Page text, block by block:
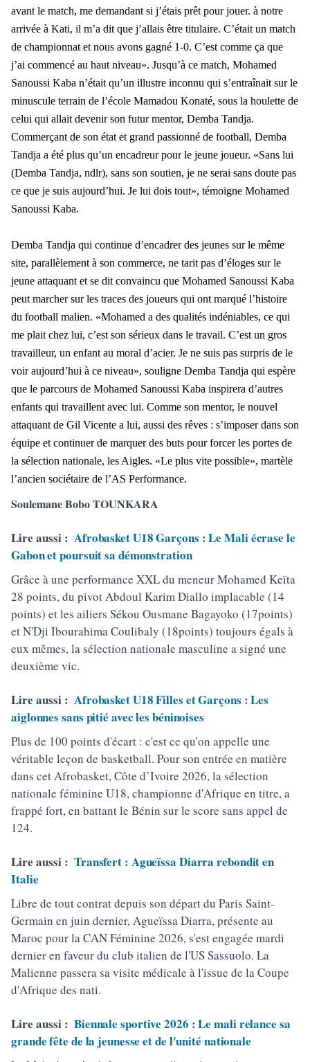
avant le match, me demandant si j’étais prêt pour jouer. à notre
arrivée à Kati, il m’a dit que j’allais être titulaire. C’était un match
de championnat et nous avons gagné 1-0. C’est comme ça que
j’ai commencé au haut niveau». Jusqu’à ce match, Mohamed
Sanoussi Kaba n’était qu’un illustre inconnu qui s’entraînait sur le
minuscule terrain de l’école Mamadou Konaté, sous la houlette de
celui qui allait devenir son futur mentor, Demba Tandja.
Commerçant de son état et grand passionné de football, Demba
Tandja a été plus qu’un encadreur pour le jeune joueur. «Sans lui
(Demba Tandja, ndlr), sans son soutien, je ne serai sans doute pas
ce que je suis aujourd’hui. Je lui dois tout», témoigne Mohamed
Sanoussi Kaba.
Demba Tandja qui continue d’encadrer des jeunes sur le même
site, parallèlement à son commerce, ne tarit pas d’éloges sur le
jeune attaquant et se dit convaincu que Mohamed Sanoussi Kaba
peut marcher sur les traces des joueurs qui ont marqué l’histoire
du football malien. «Mohamed a des qualités indéniables, ce qui
me plait chez lui, c’est son sérieux dans le travail. C’est un gros
travailleur, un enfant au moral d’acier. Je ne suis pas surpris de le
voir aujourd’hui à ce niveau», souligne Demba Tandja qui espère
que le parcours de Mohamed Sanoussi Kaba inspirera d’autres
enfants qui travaillent avec lui. Comme son mentor, le nouvel
attaquant de Gil Vicente a lui, aussi des rêves : s’imposer dans son
équipe et continuer de marquer des buts pour forcer les portes de
la sélection nationale, les Aigles. «Le plus vite possible», martèle
l’ancien sociétaire de l’AS Performance.
Soulemane Bobo TOUNKARA
Lire aussi : Afrobasket U18 Garçons : Le Mali écrase le
Gabon et poursuit sa démonstration
Grâce à une performance XXL du meneur Mohamed Keïta
28 points, du pivot Abdoul Karim Diallo implacable (14
points) et les ailiers Sékou Ousmane Bagayoko (17points)
et N'Dji Ibourahima Coulibaly (18points) toujours égals à
eux mêmes, la sélection nationale masculine a signé une
deuxième vic.
Lire aussi : Afrobasket U18 Filles et Garçons : Les
aiglonnes sans pitié avec les béninoises
Plus de 100 points d'écart : c'est ce qu'on appelle une
véritable leçon de basketball. Pour son entrée en matière
dans cet Afrobasket, Côte d’Ivoire 2026, la sélection
nationale féminine U18, championne d'Afrique en titre, a
frappé fort, en battant le Bénin sur le score sans appel de
124.
Lire aussi : Transfert : Agueïssa Diarra rebondit en
Italie
Libre de tout contrat depuis son départ du Paris Saint-
Germain en juin dernier, Agueïssa Diarra, présente au
Maroc pour la CAN Féminine 2026, s'est engagée mardi
dernier en faveur du club italien de l'US Sassuolo. La
Malienne passera sa visite médicale à l'issue de la Coupe
d'Afrique des nati.
Lire aussi : Biennale sportive 2026 : Le mali relance sa
grande fête de la jeunesse et de l'unité nationale